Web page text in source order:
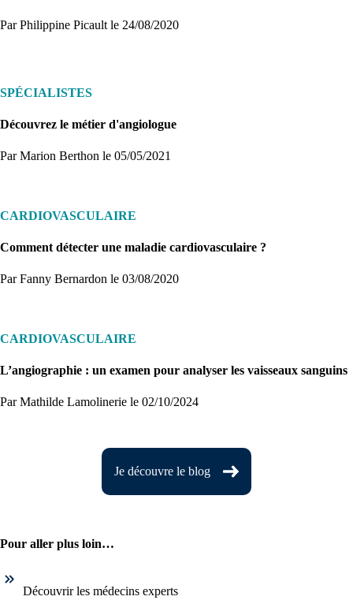
Par Philippine Picault le 24/08/2020
SPÉCIALISTES
Découvrez le métier d'angiologue
Par Marion Berthon le 05/05/2021
CARDIOVASCULAIRE
Comment détecter une maladie cardiovasculaire ?
Par Fanny Bernardon le 03/08/2020
CARDIOVASCULAIRE
L’angiographie : un examen pour analyser les vaisseaux sanguins
Par Mathilde Lamolinerie le 02/10/2024
Je découvre le blog
Pour aller plus loin…
Découvrir les médecins experts